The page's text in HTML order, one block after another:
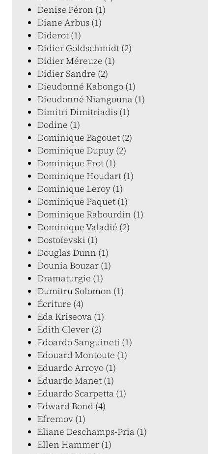
Denise Péron (1)
Diane Arbus (1)
Diderot (1)
Didier Goldschmidt (2)
Didier Méreuze (1)
Didier Sandre (2)
Dieudonné Kabongo (1)
Dieudonné Niangouna (1)
Dimitri Dimitriadis (1)
Dodine (1)
Dominique Bagouet (2)
Dominique Dupuy (2)
Dominique Frot (1)
Dominique Houdart (1)
Dominique Leroy (1)
Dominique Paquet (1)
Dominique Rabourdin (1)
Dominique Valadié (2)
Dostoïevski (1)
Douglas Dunn (1)
Dounia Bouzar (1)
Dramaturgie (1)
Dumitru Solomon (1)
Écriture (4)
Eda Kriseova (1)
Edith Clever (2)
Edoardo Sanguineti (1)
Edouard Montoute (1)
Eduardo Arroyo (1)
Eduardo Manet (1)
Eduardo Scarpetta (1)
Edward Bond (4)
Efremov (1)
Eliane Deschamps-Pria (1)
Ellen Hammer (1)